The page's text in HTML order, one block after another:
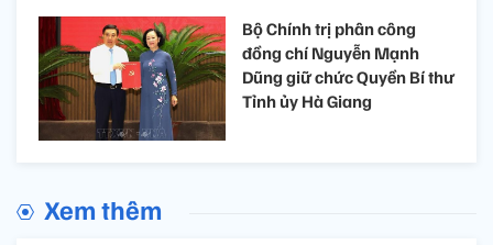
Bộ Chính trị phân công
đồng chí Nguyễn Mạnh
Dũng giữ chức Quyền Bí thư
Tỉnh ủy Hà Giang
Xem thêm